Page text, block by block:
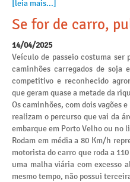
[leia mais...]
Se for de carro,
14/04/2025
Veículo de passeio costuma ser
caminhões carregados de soja
competitivo e reconhecido
que geram quase a metade da
Os caminhões, com dois vagões
realizam o percurso que vai da
embarque em Porto Velho ou no
Rodam em média a 80 Km/h
motorista do carro que roda a
uma malha viária com excesso
mesmo tempo, não possui